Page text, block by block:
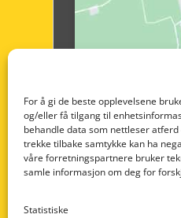
For å gi de beste opplevelsene
og/eller få tilgang til
behandle data som nettleser
trekke tilbake samtykke kan ha
våre forretningspartnere bruker
samle informasjon om deg for
Statistiske